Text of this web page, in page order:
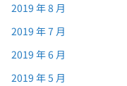
2019 年 8 月
2019 年 7 月
2019 年 6 月
2019 年 5 月